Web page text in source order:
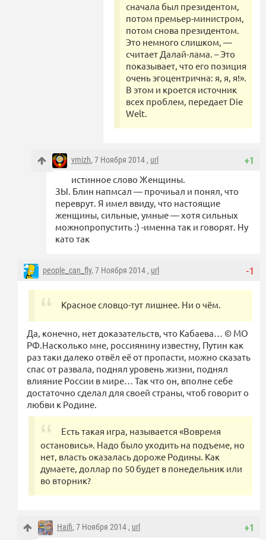
сначала был президентом,
потом премьер-министром,
потом снова президентом.
Это немного слишком, —
считает Далай-лама. – Это
показывает, что его позиция
очень эгоцентрична: я, я, я!».
В этом и кроется источник
всех проблем, передает Die
Welt.
+1
vmizh, 7 Ноября 2014 , url
истинное слово Женщины.
ЗЫ. Блин напмсал — прочиьал и понял, что
переврут. Я имел ввиду, что настоящие
женщины, сильные, умные — хотя сильных
можнопропустить :) -именна так и говорят. Ну
като так
-1
people_can_fly, 7 Ноября 2014 , url
Красное словцо-тут лишнее. Ни о чём.
Да, конечно, нет доказательств, что Кабаева… © МО
РФ.Насколько мне, россиянину известну, Путин как
раз таки далеко отвёл её от пропасти, можно сказать
спас от развала, поднял уровень жизни, поднял
влияние России в мире… Так что он, вполне себе
достаточно сделал для своей страны, чтоб говорит о
любви к Родине.
Есть такая игра, называется «Вовремя
остановись». Надо было уходить на подъеме, но
нет, власть оказалась дороже Родины. Как
думаете, доллар по 50 будет в понедельник или
во вторник?
+1
Haifi, 7 Ноября 2014 , url